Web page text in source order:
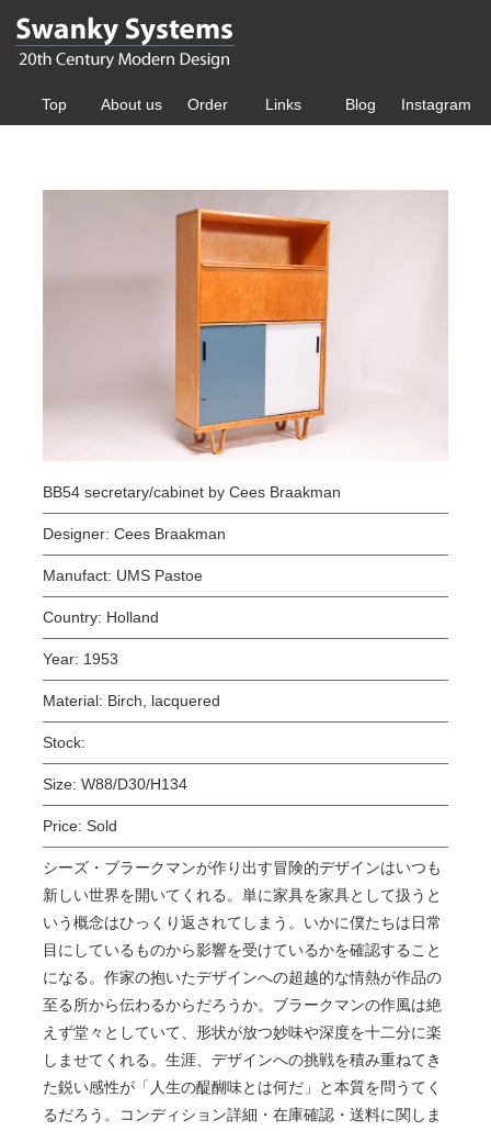
Top About us Order Links Blog Instagram
BB54 secretary/cabinet by Cees Braakman
Designer: Cees Braakman
Manufact: UMS Pastoe
Country: Holland
Year: 1953
Material: Birch, lacquered
Stock:
Size: W88/D30/H134
Price: Sold
シーズ・ブラークマンが作り出す冒険的デザインはいつも
新しい世界を開いてくれる。単に家具を家具として扱うと
いう概念はひっくり返されてしまう。いかに僕たちは日常
目にしているものから影響を受けているかを確認すること
になる。作家の抱いたデザインへの超越的な情熱が作品の
至る所から伝わるからだろうか。ブラークマンの作風は絶
えず堂々としていて、形状が放つ妙味や深度を十二分に楽
しませてくれる。生涯、デザインへの挑戦を積み重ねてき
た鋭い感性が「人生の醍醐味とは何だ」と本質を問うてく
るだろう。コンディション詳細・在庫確認・送料に関しま